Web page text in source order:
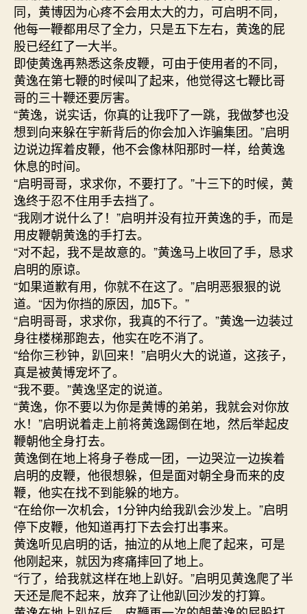
同，黄博因为心疼不会用太大的力，可启明不同，
他每一鞭都用尽了全力，只是五下左右，黄逸的屁
股已经红了一大半。
即使黄逸再熟悉这条皮鞭，可由于使用者的不同，
黄逸在第七鞭的时候叫了起来，他觉得这七鞭比哥
哥的三十鞭还要厉害。
“黄逸，说实话，你真的让我吓了一跳，我做梦也没
想到向来躲在宇新背后的你会加入诈骗集团。”启明
边说边挥着皮鞭，他不会像林阳那时一样，给黄逸
休息的时间。
“启明哥哥，求求你，不要打了。”十三下的时候，黄
逸终于忍不住用手去挡了。
“我刚才说什么了！”启明并没有拉开黄逸的手，而是
用皮鞭朝黄逸的手打去。
“对不起，我不是故意的。”黄逸马上收回了手，恳求
启明的原谅。
“如果道歉有用，你就不在这了。”启明恶狠狠的说
道。“因为你挡的原因，加5下。”
“启明哥哥，求求你，我真的不行了。”黄逸一边装过
身往楼梯那跑去，他实在吃不消了。
“给你三秒钟，趴回来！”启明火大的说道，这孩子，
真是被黄博宠坏了。
“我不要。”黄逸坚定的说道。
“黄逸，你不要以为你是黄博的弟弟，我就会对你放
水！”启明说着走上前将黄逸踢倒在地，然后举起皮
鞭朝他全身打去。
黄逸倒在地上将身子卷成一团，一边哭泣一边挨着
启明的皮鞭，他很想躲，但是面对朝全身而来的皮
鞭，他实在找不到能躲的地方。
“在给你一次机会，1分钟内给我趴会沙发上。”启明
停下皮鞭，他知道再打下去会打出事来。
黄逸听见启明的话，抽泣的从地上爬了起来，可是
他刚起来，就因为疼痛摔回了地上。
“行了，给我就这样在地上趴好。”启明见黄逸爬了半
天还是爬不起来，放弃了让他趴回沙发的打算。